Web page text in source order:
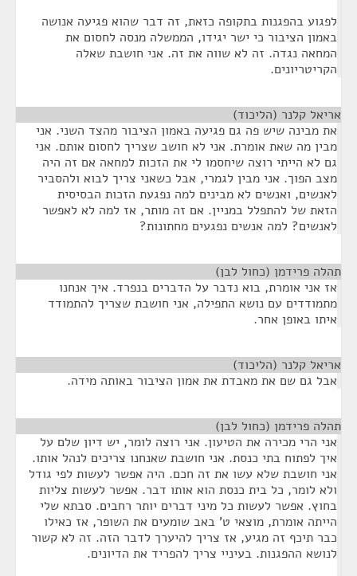
לפגוע בהפגנות בתקופה כזאת, זה דבר שהוא פגיעה אנושה
באמון הציבור כי ישר יגידו, הממשלה מנסה לחסום את
המחאה נגדה. זה לא שווה את זה. אני חושבת שאלה
הקריטריונים.
אריאל קלנר (הליכוד)
את מבינה שיש פה גם פגיעה באמון הציבור מהצד השני. אני
מבין מה שאת אומרת. אני לא חושב שצריך לחסום אותם. אני
גם לא הייתי רוצה שיחסמו לי את הזכות למחאה אם זה היה
מצב הפוך. אני מבין לגמרי, אבל כשאני צריך לבוא ולהסביר
לאנשים, ואנשים לא מבינים למה נפגעת הזכות הבסיסית
הזאת של להתפלל במניין. אם זה מותר, אז למה לא לאפשר
לאנשים? למה אנשים נפגעים מחתונות?
תהלה פרידמן (כחול לבן)
אז אני אומרת, בוא נדבר על הדברים בנפרד. איך אנחנו
מתמודדים עם נושא התפילה, אני חושבת שצריך להתמודד
איתו באופן אחר.
אריאל קלנר (הליכוד)
אבל גם שם את מאבדת את אמון הציבור באותה מידה.
תהלה פרידמן (כחול לבן)
אני הרי מכירה את הטיעון. אני רוצה לומר, יש דיון שלם על
איך לפתוח בתי כנסת. אני חושבת שאנחנו צריכים לנהל אותו.
אני חושבת שלא עשו את זה חכם. היה אפשר לעשות לפי גודל
ולא לומר, כל בית כנסת הוא אותו דבר. אפשר לעשות צליות
בחוץ. אפשר לעשות כל מיני דברים יותר רחבים. סבתא שלי
הייתה אומרת, מוצאי ט' באב שומעים את השופר, אז כאילו
כבר תיכף זה מגיע, אז צריך להיערך לדבר הזה. זה לא קשור
לנושא ההפגנות. בעיניי צריך להפריד את הדיונים.